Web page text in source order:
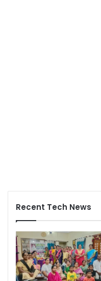
Recent Tech News